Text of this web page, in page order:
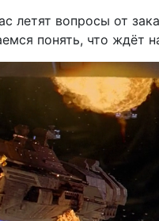
летят вопросы от
понять, что ждёт